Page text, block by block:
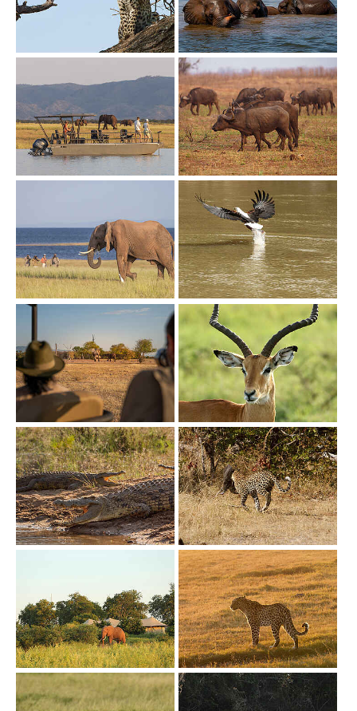
Show larger version
Show larger version
Show larger version Show larger version
Show larger version Show larger version
Show larger version
Show larger version Show larger version